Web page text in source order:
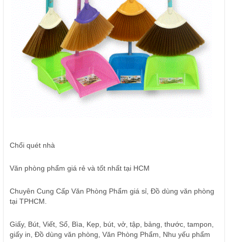
Chổi quét nhà
Văn phòng phẩm giá rẻ và tốt nhất tại HCM
Chuyên Cung Cấp Văn Phòng Phẩm giá sỉ, Đồ dùng văn phòng
tại TPHCM.
Giấy, Bút, Viết, Sổ, Bìa, Kẹp, bút, vở, tập, bảng, thước, tampon,
giấy in, Đồ dùng văn phòng, Văn Phòng Phẩm, Nhu yếu phẩm